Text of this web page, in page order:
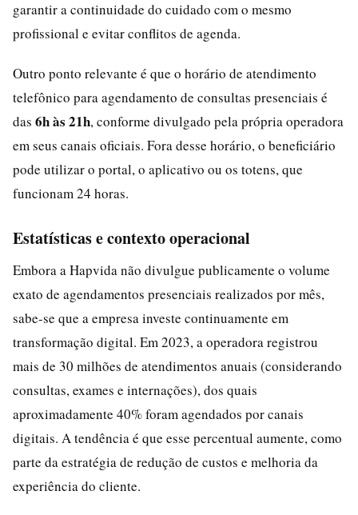
garantir a continuidade do cuidado com o mesmo
profissional e evitar conflitos de agenda.
Outro ponto relevante é que o horário de atendimento
telefônico para agendamento de consultas presenciais é
das 6h às 21h, conforme divulgado pela própria operadora
em seus canais oficiais. Fora desse horário, o beneficiário
pode utilizar o portal, o aplicativo ou os totens, que
funcionam 24 horas.
Estatísticas e contexto operacional
Embora a Hapvida não divulgue publicamente o volume
exato de agendamentos presenciais realizados por mês,
sabe-se que a empresa investe continuamente em
transformação digital. Em 2023, a operadora registrou
mais de 30 milhões de atendimentos anuais (considerando
consultas, exames e internações), dos quais
aproximadamente 40% foram agendados por canais
digitais. A tendência é que esse percentual aumente, como
parte da estratégia de redução de custos e melhoria da
experiência do cliente.